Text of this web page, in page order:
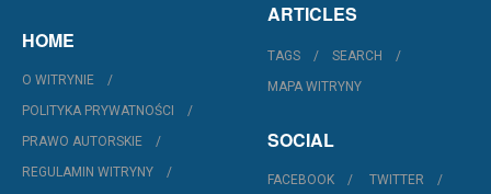
HOME
O WITRYNIE
POLITYKA PRYWATNOŚCI
PRAWO AUTORSKIE
REGULAMIN WITRYNY
ARTICLES
TAGS
SEARCH
MAPA WITRYNY
SOCIAL
FACEBOOK
TWITTER